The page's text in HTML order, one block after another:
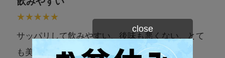
サッパリして飲みやすい、後味も悪くない、とて
も美味しいです。
close